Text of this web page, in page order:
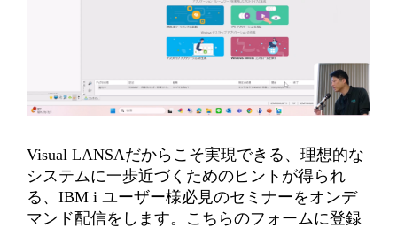
Visual LANSAだからこそ実現できる、理想的な
システムに一歩近づくためのヒントが得られ
る、IBM i ユーザー様必見のセミナーをオンデ
マンド配信をします。こちらのフォームに登録